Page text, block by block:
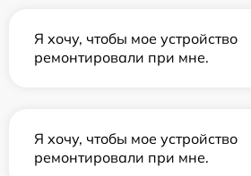
Я хочу, чтобы мое устройство
ремонтировали при мне.
Я хочу, чтобы мое устройство
ремонтировали при мне.